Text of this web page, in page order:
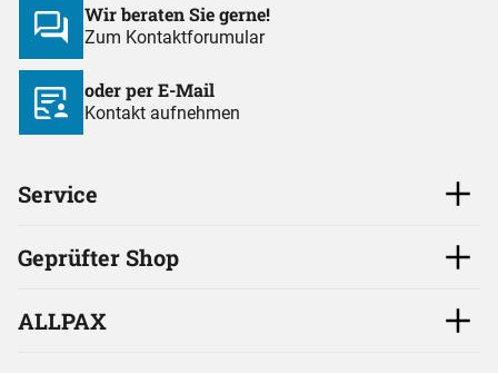
Wir beraten Sie gerne!
Zum Kontaktforumular
oder per E-Mail
Kontakt aufnehmen
Service
Geprüfter Shop
ALLPAX